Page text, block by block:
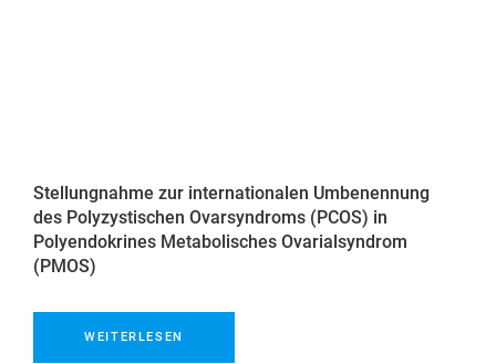
Stellungnahme zur internationalen Umbenennung
des Polyzystischen Ovarsyndroms (PCOS) in
Polyendokrines Metabolisches Ovarialsyndrom
(PMOS)
WEITERLESEN